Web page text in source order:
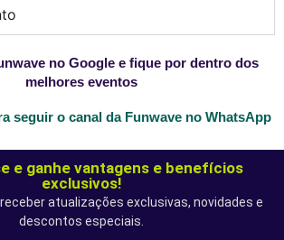
no Google e fique por dentro dos
melhores eventos
seguir o canal da Funwave no WhatsApp
e ganhe vantagens e benefícios
exclusivos!
atualizações exclusivas, novidades e
descontos especiais.